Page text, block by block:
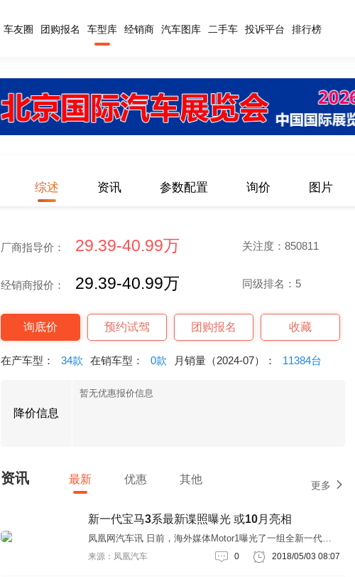
车友圈 团购报名 车型库 经销商 汽车图库 二手车 投诉平台 排行榜
综述 资讯 参数配置 询价 图片
厂商指导价： 29.39-40.99万 关注度：850811
经销商报价： 29.39-40.99万 同级排名：5
询底价 预约试驾 团购报名 收藏
在产车型： 34款 在销车型： 0款 月销量（2024-07）： 11384台
降价信息
暂无优惠报价信息
资讯 最新 优惠 其他 更多
新一代宝马3系最新谍照曝光 或10月亮相
凤凰网汽车讯 日前，海外媒体Motor1曝光了一组全新一代宝
马3系的最新路试谍照，新车借鉴了新5系车型的设计风格，同
来源：凤凰汽车 0 2018/05/03 08:07